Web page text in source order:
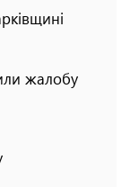
жалобу